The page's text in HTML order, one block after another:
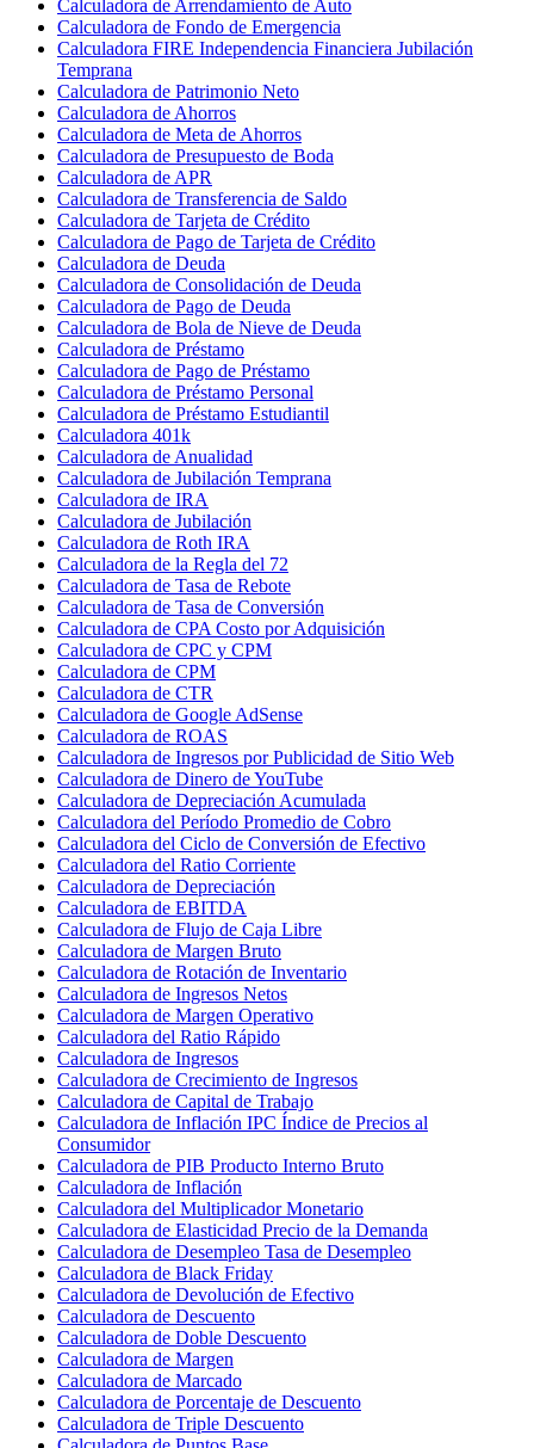
Calculadora de Arrendamiento de Auto
Calculadora de Fondo de Emergencia
Calculadora FIRE Independencia Financiera Jubilación
Temprana
Calculadora de Patrimonio Neto
Calculadora de Ahorros
Calculadora de Meta de Ahorros
Calculadora de Presupuesto de Boda
Calculadora de APR
Calculadora de Transferencia de Saldo
Calculadora de Tarjeta de Crédito
Calculadora de Pago de Tarjeta de Crédito
Calculadora de Deuda
Calculadora de Consolidación de Deuda
Calculadora de Pago de Deuda
Calculadora de Bola de Nieve de Deuda
Calculadora de Préstamo
Calculadora de Pago de Préstamo
Calculadora de Préstamo Personal
Calculadora de Préstamo Estudiantil
Calculadora 401k
Calculadora de Anualidad
Calculadora de Jubilación Temprana
Calculadora de IRA
Calculadora de Jubilación
Calculadora de Roth IRA
Calculadora de la Regla del 72
Calculadora de Tasa de Rebote
Calculadora de Tasa de Conversión
Calculadora de CPA Costo por Adquisición
Calculadora de CPC y CPM
Calculadora de CPM
Calculadora de CTR
Calculadora de Google AdSense
Calculadora de ROAS
Calculadora de Ingresos por Publicidad de Sitio Web
Calculadora de Dinero de YouTube
Calculadora de Depreciación Acumulada
Calculadora del Período Promedio de Cobro
Calculadora del Ciclo de Conversión de Efectivo
Calculadora del Ratio Corriente
Calculadora de Depreciación
Calculadora de EBITDA
Calculadora de Flujo de Caja Libre
Calculadora de Margen Bruto
Calculadora de Rotación de Inventario
Calculadora de Ingresos Netos
Calculadora de Margen Operativo
Calculadora del Ratio Rápido
Calculadora de Ingresos
Calculadora de Crecimiento de Ingresos
Calculadora de Capital de Trabajo
Calculadora de Inflación IPC Índice de Precios al
Consumidor
Calculadora de PIB Producto Interno Bruto
Calculadora de Inflación
Calculadora del Multiplicador Monetario
Calculadora de Elasticidad Precio de la Demanda
Calculadora de Desempleo Tasa de Desempleo
Calculadora de Black Friday
Calculadora de Devolución de Efectivo
Calculadora de Descuento
Calculadora de Doble Descuento
Calculadora de Margen
Calculadora de Marcado
Calculadora de Porcentaje de Descuento
Calculadora de Triple Descuento